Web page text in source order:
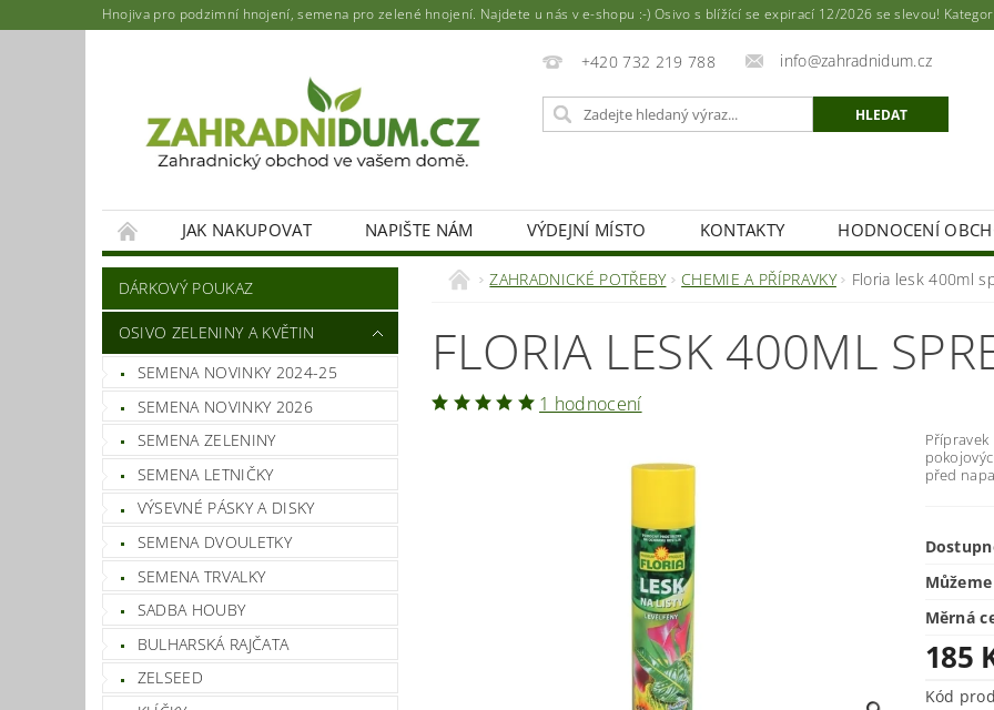
Hnojiva pro podzimní hnojení, semena pro zelené hnojení. Najdete u nás v e-shopu :-) Osivo s blížící se expirací 12/2026 se slevou! Kategorie
+420 732 219 788 info@zahradnidum.cz
JAK NAKUPOVAT NAPIŠTE NÁM VÝDEJNÍ MÍSTO KONTAKTY HODNOCENÍ
DÁRKOVÝ POUKAZ
OSIVO ZELENINY A KVĚTIN
SEMENA NOVINKY 2024-25
SEMENA NOVINKY 2026
SEMENA ZELENINY
SEMENA LETNIČKY
VÝSEVNÉ PÁSKY A DISKY
SEMENA DVOULETKY
SEMENA TRVALKY
SADBA HOUBY
BULHARSKÁ RAJČATA
ZELSEED
ZAHRADNICKÉ POTŘEBY CHEMIE A PŘÍPRAVKY Floria lesk 400ml
FLORIA LESK 400ML
1 hodnocení
před
Měrná
185
Kód